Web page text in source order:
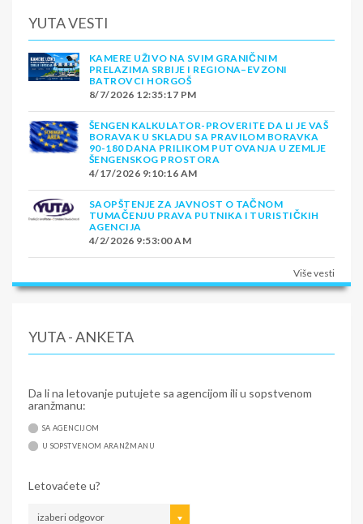
YUTA VESTI
KAMERE UŽIVO NA SVIM GRANIČNIM
PRELAZIMA SRBIJE I REGIONA–EVZONI
BATROVCI HORGOŠ
8/7/2026 12:35:17 PM
ŠENGEN KALKULATOR-PROVERITE DA LI JE VAŠ
BORAVAK U SKLADU SA PRAVILOM BORAVKA
90-180 DANA PRILIKOM PUTOVANJA U ZEMLJE
ŠENGENSKOG PROSTORA
4/17/2026 9:10:16 AM
SAOPŠTENJE ZA JAVNOST O TAČNOM
TUMAČENJU PRAVA PUTNIKA I TURISTIČKIH
AGENCIJA
4/2/2026 9:53:00 AM
Više vesti
YUTA - ANKETA
Da li na letovanje putujete sa agencijom ili u sopstvenom
aranžmanu:
SA AGENCIJOM
U SOPSTVENOM ARANŽMANU
Letovaćete u?
izaberi odgovor